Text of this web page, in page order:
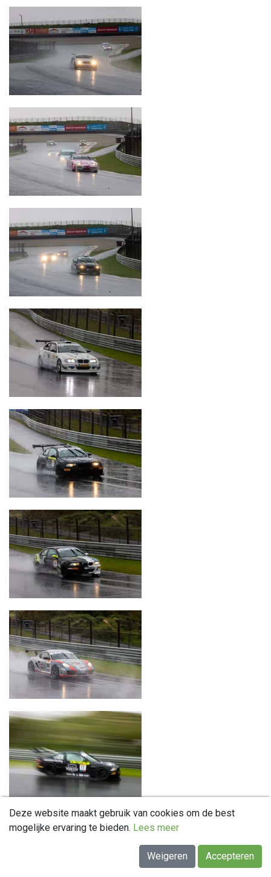
Deze website maakt gebruik van cookies om de best
mogelijke ervaring te bieden. Lees meer
Weigeren Accepteren